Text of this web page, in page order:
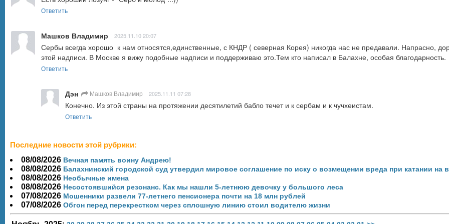
Ответить
Машков Владимир 2025.11.10 20:07
Сербы всегда хорошо  к нам относятся,единственные, с КНДР ( северная Корея) никогда нас не предавали. Напрасно,
этой надписи. В Москве я вижу подобные надписи и поддерживаю это.Тем кто написал в Балахне, особая благодарность.
Ответить
Дэн Машков Владимир 2025.11.11 07:28
Конечно. Из этой страны на протяжении десятилетий бабло течет и к сербам и к чучхеистам.
Ответить
Последние новости этой рубрики:
08/08/2026 Вечная память воину Андрею!
08/08/2026 Балахнинский городской суд утвердил мировое соглашение по иску о возмещении вреда при катании на
08/08/2026 Необычные имена
08/08/2026 Несостоявшийся резонанс. Как мы нашли 5‑летнюю девочку у большого леса
07/08/2026 Мошенники развели 77-летнего пенсионера почти на 18 млн рублей
07/08/2026 Обгон перед перекрестком через сплошную линию стоил водителю жизни